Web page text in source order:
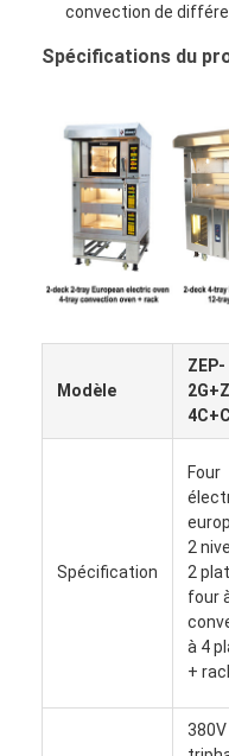
À propos de nous
convection de
Spécifications du
Modèle
ZEP-
Spécification
Four
2
2
four
à 4
+
380V